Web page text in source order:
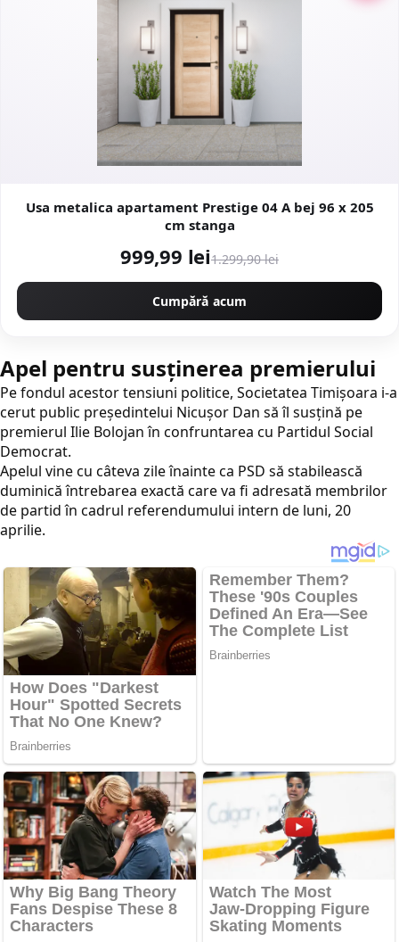
Usa metalica apartament Prestige 04 A bej 96 x 205
cm stanga
999,99 lei1.299,90 lei
Cumpără acum
Apel pentru susținerea premierului
Pe fondul acestor tensiuni politice, Societatea Timișoara i-a
cerut public președintelui Nicușor Dan să îl susțină pe
premierul Ilie Bolojan în confruntarea cu Partidul Social
Democrat.
Apelul vine cu câteva zile înainte ca PSD să stabilească
duminică întrebarea exactă care va fi adresată membrilor
de partid în cadrul referendumului intern de luni, 20
aprilie.